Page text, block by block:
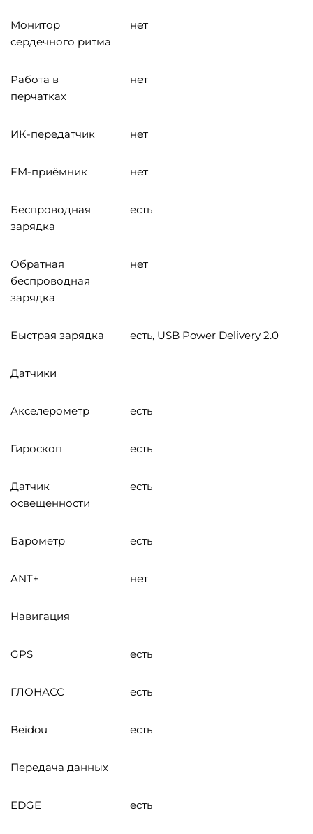
Монитор
сердечного ритма
нет
Работа в
перчатках
нет
ИК-передатчик нет
FM-приёмник нет
Беспроводная
зарядка
есть
Обратная
беспроводная
зарядка
нет
Быстрая зарядка есть, USB Power Delivery 2.0
Датчики
Акселерометр есть
Гироскоп есть
Датчик
освещенности
есть
Барометр есть
ANT+ нет
Навигация
GPS есть
ГЛОНАСС есть
Beidou есть
Передача данных
EDGE есть